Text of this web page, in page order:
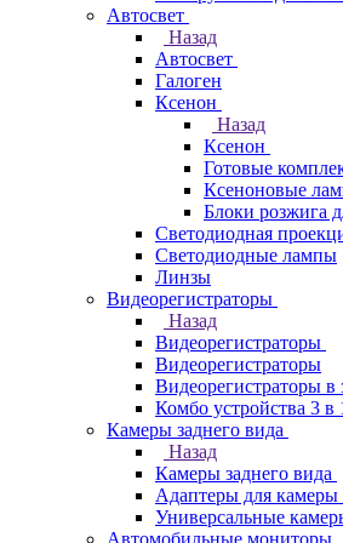
Автосвет
Назад
Автосвет
Галоген
Ксенон
Назад
Ксенон
Готовые
Ксеноновые
Блоки розжига
Светодиодная
Светодиодные лампы
Линзы
Видеорегистраторы
Назад
Видеорегистраторы
Видеорегистраторы
Видеорегистраторы в
Комбо устройства 3 в
Камеры заднего вида
Назад
Камеры заднего вида
Адаптеры для камеры
Универсальные
Автомобильные мониторы